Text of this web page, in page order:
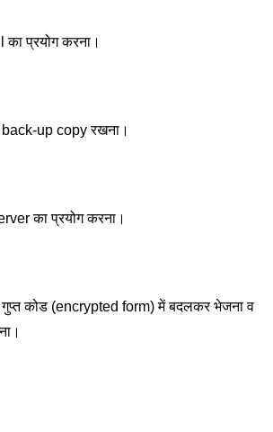
प्रयोग करना।
up copy रखना।
का प्रयोग करना।
कोड (encrypted form) में बदलकर भेजना व